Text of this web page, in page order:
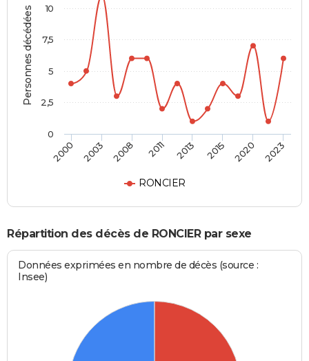
Personnes décédées
RONCIER
2000 2003 2008 2011 2013 2015 2020 2023
0
2,5
5
7,5
10
Répartition des décès de RONCIER par sexe
Données exprimées en nombre de décès (source :
Insee)